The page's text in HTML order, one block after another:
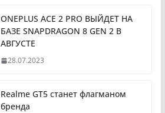
ONEPLUS ACE 2 PRO ВЫЙДЕТ НА
БАЗЕ SNAPDRAGON 8 GEN 2 В
АВГУСТЕ
28.07.2023
Realme GT5 станет флагманом
бренда